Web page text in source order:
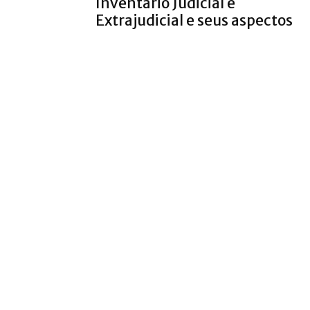
Extrajudicial e seus aspectos